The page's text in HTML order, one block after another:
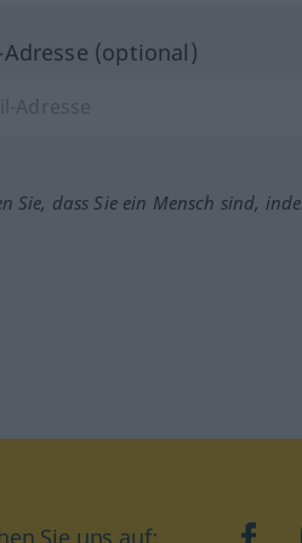
(optional)
Sie, dass Sie ein Mensch sind,